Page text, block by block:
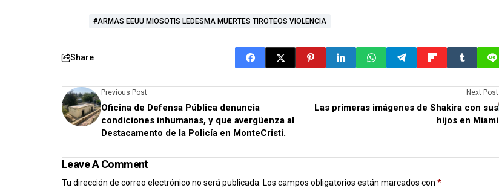
#ARMAS EEUU MIOSOTIS LEDESMA MUERTES TIROTEOS VIOLENCIA
Share
Previous Post
Oficina de Defensa Pública denuncia
condiciones inhumanas, y que avergüenza al
Destacamento de la Policía en MonteCristi.
Next Post
Las primeras imágenes de Shakira con sus
hijos en Miami
Leave A Comment
Tu dirección de correo electrónico no será publicada. Los campos obligatorios están marcados con *